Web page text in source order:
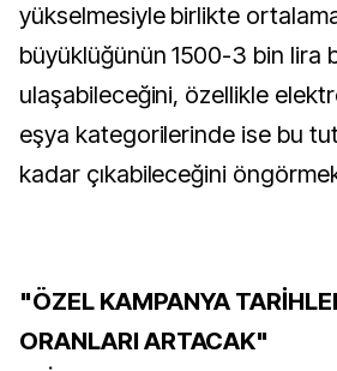
yükselmesiyle birlikte
büyüklüğünün 1500-3 bin lira
ulaşabileceğini, özellikle
eşya kategorilerinde ise bu
kadar çıkabileceğini
"ÖZEL KAMPANYA
ORANLARI ARTACAK"